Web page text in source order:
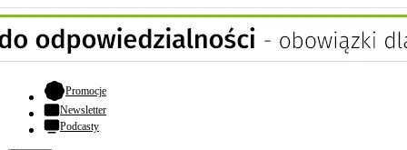
Promocje- otwiera się w nowej karcie
Newsletter
Podcasty